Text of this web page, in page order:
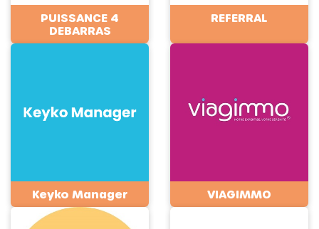
PUISSANCE 4
DEBARRAS
REFERRAL
Keyko Manager VIAGIMMO